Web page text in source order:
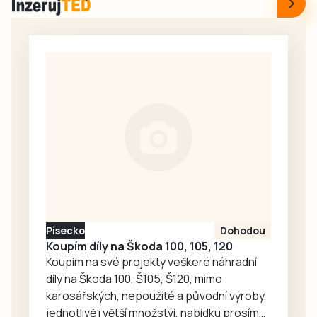
atraktivními prvky,
vedou zatím dva
Písecko Dohodou
Koupím díly na Škoda 100, 105, 120
Koupím na své projekty veškeré náhradní
díly na Škoda 100, Š105, Š120, mimo
karosářských, nepoužité a původní výroby,
jednotlivě i větší množství, nabídku prosím